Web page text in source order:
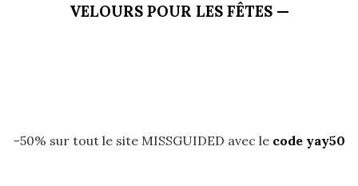
VELOURS POUR LES FÊTES —
-50% sur tout le site MISSGUIDED avec le code yay50